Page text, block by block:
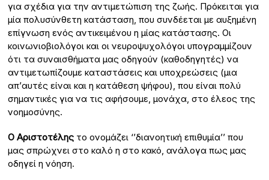
για σχέδια για την αντιμετώπιση της ζωής. Πρόκειται για
μία πολυσύνθετη κατάσταση, που συνδέεται με αυξημένη
επίγνωση ενός αντικειμένου η μίας κατάστασης. Οι
κοινωνιοβιολόγοι και οι νευροψυχολόγοι υπογραμμίζουν
ότι τα συναισθήματα μας οδηγούν (καθοδηγητές) να
αντιμετωπίζουμε καταστάσεις και υποχρεώσεις (μια
απ’αυτές είναι και η κατάθεση ψήφου), που είναι πολύ
σημαντικές για να τις αφήσουμε, μονάχα, στο έλεος της
νοημοσύνης.
Ο Αριστοτέλης το ονομάζει ‘’διανοητική επιθυμία’’ που
μας σπρώχνει στο καλό η στο κακό, ανάλογα πως μας
οδηγεί η νόηση.